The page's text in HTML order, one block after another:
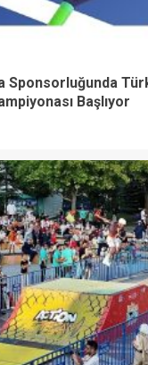
Sponsorluğunda
Başlıyor